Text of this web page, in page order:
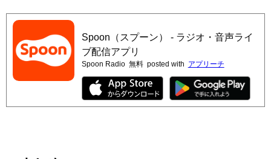
Spoon（スプーン） - ラジオ・音声ライ
ブ配信アプリ
Spoon Radio 無料 posted with アプリーチ